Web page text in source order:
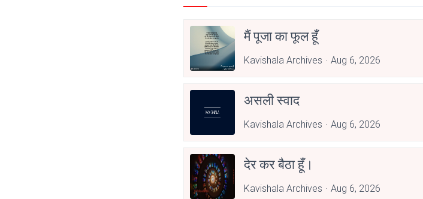
मैं पूजा का फूल हूँ
Kavishala Archives Aug 6, 2026
असली स्वाद
Kavishala Archives Aug 6, 2026
देर कर बैठा हूँ।
Kavishala Archives Aug 6, 2026